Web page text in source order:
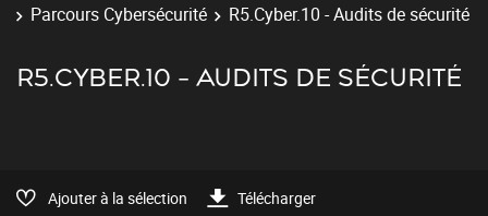
Parcours Cybersécurité
R5.Cyber.10 - Audits de sécurité
R5.CYBER.10 - AUDITS DE SÉCURITÉ
Ajouter à la sélection Télécharger